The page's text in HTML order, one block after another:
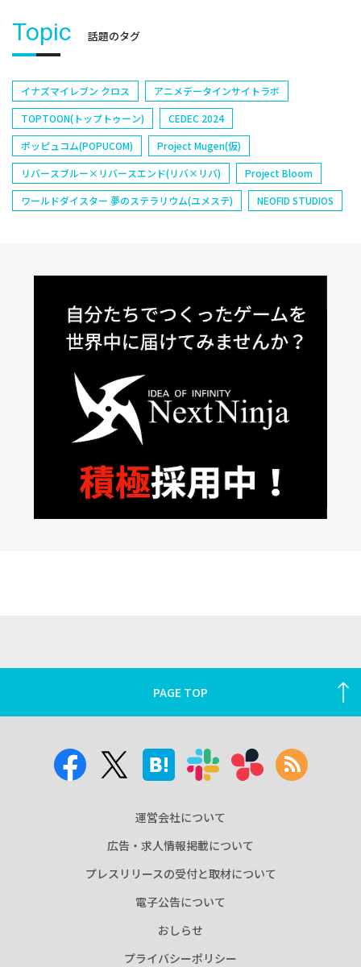
Topic 話題のタグ
イナズマイレブン クロス
アニメデータインサイトラボ
TOPTOON(トップトゥーン)
CEDEC 2024
ポッピュコム(POPUCOM)
Project Mugen(仮)
リバースブルー×リバースエンド(リバ×リバ)
Project Bloom
ワールドダイスター 夢のステラリウム(ユメステ)
NEOFID STUDIOS
PAGE TOP
運営会社について
広告・求人情報掲載について
プレスリリースの受付と取材について
電子公告について
おしらせ
プライバシーポリシー